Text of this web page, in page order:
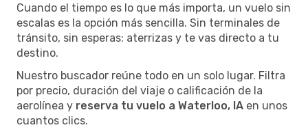
Cuando el tiempo es lo que más importa, un vuelo sin
escalas es la opción más sencilla. Sin terminales de
tránsito, sin esperas: aterrizas y te vas directo a tu
destino.
Nuestro buscador reúne todo en un solo lugar. Filtra
por precio, duración del viaje o calificación de la
aerolínea y reserva tu vuelo a Waterloo, IA en unos
cuantos clics.